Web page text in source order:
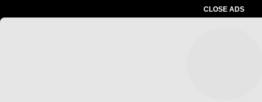
CLOSE ADS